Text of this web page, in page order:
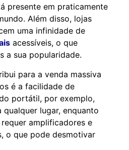
presente em praticamente
Além disso, lojas
uma infinidade de
acessíveis, o que
a sua popularidade.
para a venda massiva
é a facilidade de
portátil, por exemplo,
lugar, enquanto
amplificadores e
o que pode desmotivar